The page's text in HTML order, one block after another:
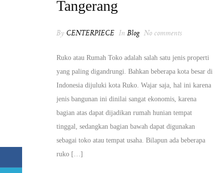
Tangerang
By CENTERPIECE In Blog No comments
Ruko atau Rumah Toko adalah salah satu jenis properti
yang paling digandrungi. Bahkan beberapa kota besar di
Indonesia dijuluki kota Ruko. Wajar saja, hal ini karena
jenis bangunan ini dinilai sangat ekonomis, karena
bagian atas dapat dijadikan rumah hunian tempat
tinggal, sedangkan bagian bawah dapat digunakan
sebagai toko atau tempat usaha. Bilapun ada beberapa
ruko […]